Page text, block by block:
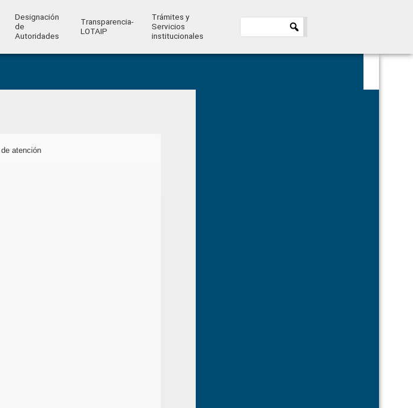
Designación
de
Autoridades
Transparencia-
LOTAIP
Trámites y
Servicios
institucionales
atención